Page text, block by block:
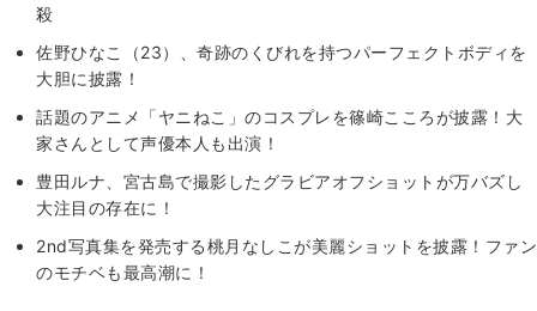
殺
佐野ひなこ（23）、奇跡のくびれを持つパーフェクトボディを
大胆に披露！
話題のアニメ「ヤニねこ」のコスプレを篠崎こころが披露！大
家さんとして声優本人も出演！
豊田ルナ、宮古島で撮影したグラビアオフショットが万バズし
大注目の存在に！
2nd写真集を発売する桃月なしこが美麗ショットを披露！ファン
のモチベも最高潮に！